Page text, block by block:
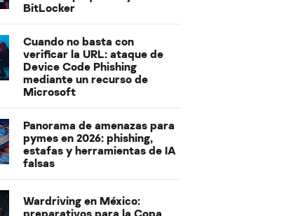
BitLocker
Cuando no basta con
verificar la URL: ataque de
Device Code Phishing
mediante un recurso de
Microsoft
Panorama de amenazas para
pymes en 2026: phishing,
estafas y herramientas de IA
falsas
Wardriving en México:
preparativos para la Copa